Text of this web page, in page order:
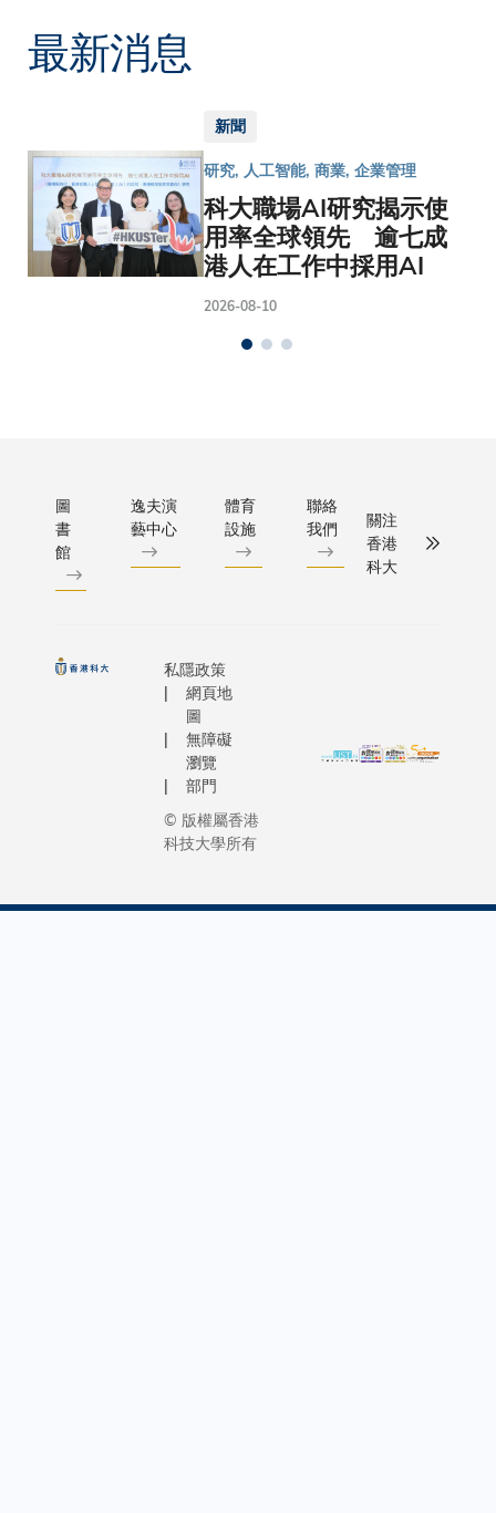
最新消息
新聞
研究, 人工智能, 商業, 企業管理
科大職場AI研究揭示使
用率全球領先 逾七成
港人在工作中採用AI
2026-08-10
圖
書
館
逸夫演
藝中心
體育
設施
聯絡
我們
關注
香港
科大
私隱政策
網頁地
圖
無障礙
瀏覽
部門
© 版權屬香港
科技大學所有